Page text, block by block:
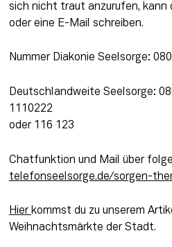
sich nicht traut anzurufen, kann
oder eine E-Mail schreiben.
Nummer Diakonie Seelsorge:
Deutschlandweite Seelsorge:
1110222
oder 116 123
telefonseelsorge.de/sorgen-
Hier kommst du zu unserem
Weihnachtsmärkte der Stadt.